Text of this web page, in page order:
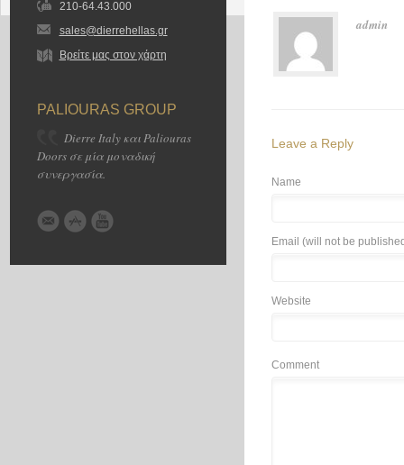
210-64.43.000
sales@dierrehellas.gr
Βρείτε μας στον χάρτη
PALIOURAS GROUP
Dierre Italy και Paliouras
Doors σε μία μοναδική
συνεργασία.
admin
Leave a Reply
Name
Email (will not be
Website
Comment